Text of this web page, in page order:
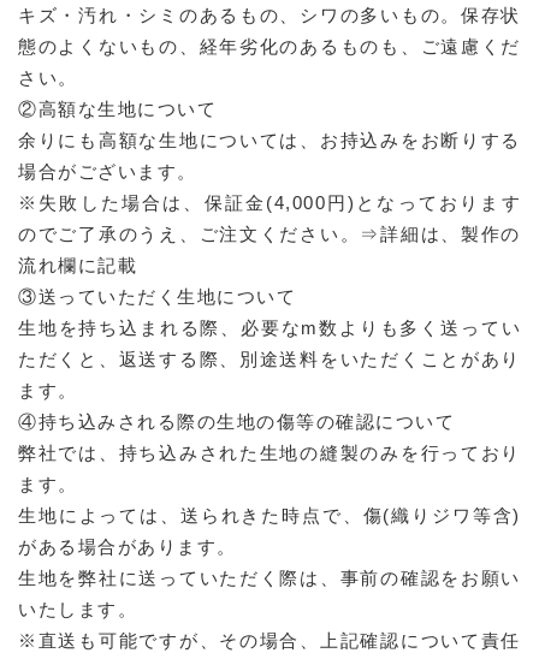
キズ・汚れ・シミのあるもの、シワの多いもの。保存状
態のよくないもの、経年劣化のあるものも、ご遠慮くだ
さい。
②高額な生地について
余りにも高額な生地については、お持込みをお断りする
場合がございます。
※失敗した場合は、保証金(4,000円)となっております
のでご了承のうえ、ご注文ください。⇒詳細は、製作の
流れ欄に記載
③送っていただく生地について
生地を持ち込まれる際、必要なm数よりも多く送ってい
ただくと、返送する際、別途送料をいただくことがあり
ます。
④持ち込みされる際の生地の傷等の確認について
弊社では、持ち込みされた生地の縫製のみを行っており
ます。
生地によっては、送られきた時点で、傷(織りジワ等含)
がある場合があります。
生地を弊社に送っていただく際は、事前の確認をお願い
いたします。
※直送も可能ですが、その場合、上記確認について責任